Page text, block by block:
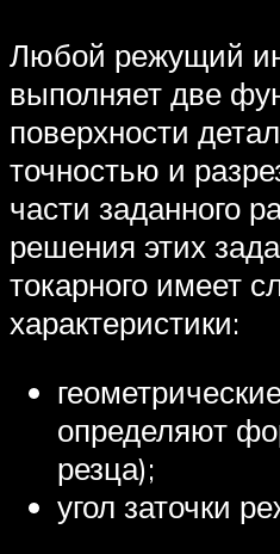
Любой режущий
выполняет две
поверхности
точностью и
части заданного
решения этих
токарного имеет
характеристики:
определяют
резца);
угол заточки